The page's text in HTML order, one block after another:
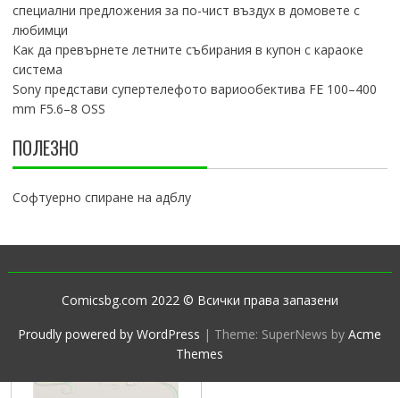
специални предложения за по-чист въздух в домовете с
любимци
Как да превърнете летните събирания в купон с караоке
система
Sony представи супертелефото вариообектива FE 100–400
mm F5.6–8 OSS
ПОЛЕЗНО
Софтуерно спиране на адблу
Comicsbg.com 2022 © Всички права запазени
Proudly powered by WordPress | Theme: SuperNews byAcme
Themes